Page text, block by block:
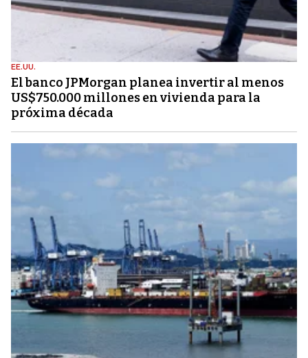
EE.UU.
El banco JPMorgan planea invertir al menos
US$750.000 millones en vivienda para la
próxima década